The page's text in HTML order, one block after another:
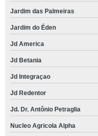
Jardim das Palmeiras
Jardim do Éden
Jd America
Jd Betania
Jd Integraçao
Jd Redentor
Jd. Dr. Antônio Petraglia
Nucleo Agricola Alpha